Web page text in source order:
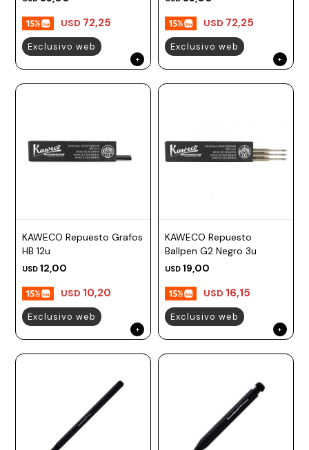
USD 72,25
Exclusivo web
USD 72,25
Exclusivo web
KAWECO Repuesto Grafos
HB 12u
USD 12,00
USD 10,20
Exclusivo web
KAWECO Repuesto
Ballpen G2 Negro 3u
USD 19,00
USD 16,15
Exclusivo web